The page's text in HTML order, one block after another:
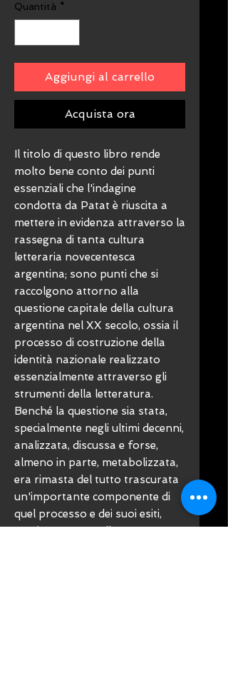
Quantità *
Aggiungi al carrello
Acquista ora
Il titolo di questo libro rende
molto bene conto dei punti
essenziali che l'indagine
condotta da Patat è riuscita a
mettere in evidenza attraverso la
rassegna di tanta cultura
letteraria novecentesca
argentina; sono punti che si
raccolgono attorno alla
questione capitale della cultura
argentina nel XX secolo, ossia il
processo di costruzione della
identità nazionale realizzato
essenzialmente attraverso gli
strumenti della letteratura.
Benché la questione sia stata,
specialmente negli ultimi decenni,
analizzata, discussa e forse,
almeno in parte, metabolizzata,
era rimasta del tutto trascurata
un'importante componente di
quel processo e dei suoi esiti,
precisamente quella